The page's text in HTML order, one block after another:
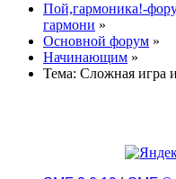
Пой,гармоника!-
гармони »
Основной форум »
Начинающим »
Тема: Сложная игра